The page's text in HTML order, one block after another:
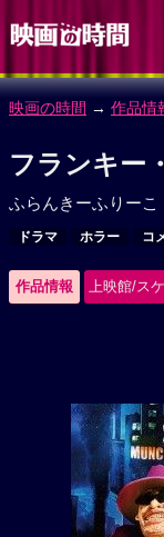
映画の時間 → 作品情
フランキー
ふらんきーふりーこ
ドラマ ホラー コ
作品情報 上映館/ス